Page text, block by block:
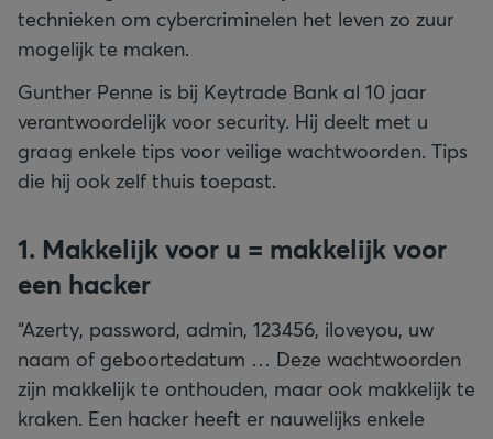
technieken om cybercriminelen het leven zo zuur
mogelijk te maken.
Gunther Penne is bij Keytrade Bank al 10 jaar
verantwoordelijk voor security. Hij deelt met u
graag enkele tips voor veilige wachtwoorden. Tips
die hij ook zelf thuis toepast.
1. Makkelijk voor u = makkelijk voor
een hacker
“Azerty, password, admin, 123456, iloveyou, uw
naam of geboortedatum … Deze wachtwoorden
zijn makkelijk te onthouden, maar ook makkelijk te
kraken. Een hacker heeft er nauwelijks enkele